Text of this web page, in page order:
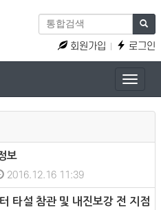
회원가입 로그인
Toggle
보
2016.12.16 11:39
타설 참관 및 내진보강 전 지점